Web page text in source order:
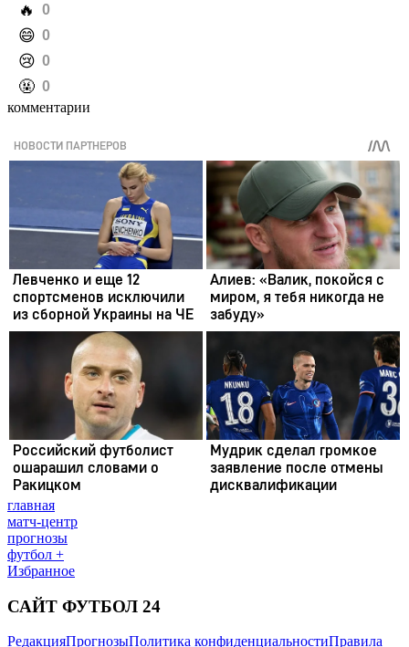
️🔥 0
️😄 0
️😢 0
️🤬 0
комментарии
главная
матч-центр
прогнозы
футбол +
Избранное
САЙТ ФУТБОЛ 24
РедакцияПрогнозыПолитика конфиденциальностиПравила